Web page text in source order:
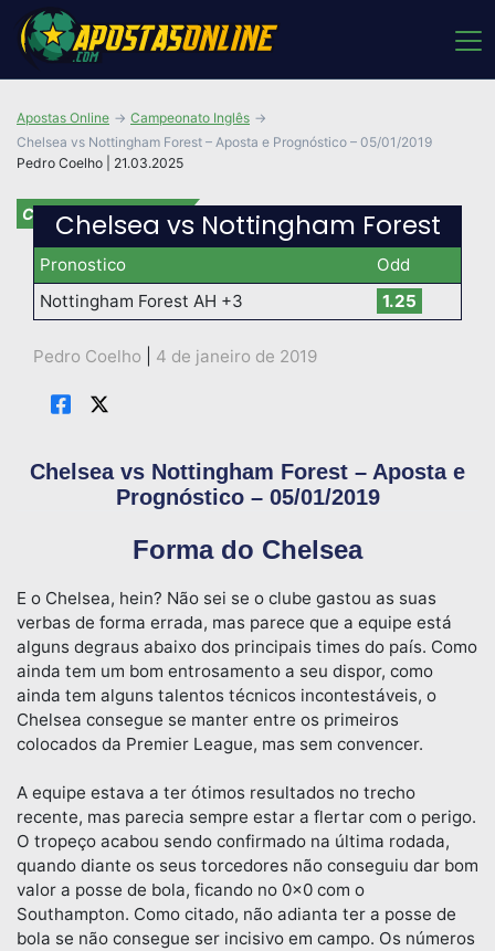
Pedro Coelho | 21.03.2025
Apostas Online
Campeonato Inglês
Chelsea vs Nottingham Forest – Aposta e Prognóstico – 05/01/2019
Campeonato Inglês
Chelsea vs Nottingham Forest
Pronostico
Odd
Nottingham Forest AH +3
1.25
Pedro Coelho 4 de janeiro de 2019
Chelsea vs Nottingham Forest – Aposta e
Prognóstico – 05/01/2019
Forma do Chelsea
E o Chelsea, hein? Não sei se o clube gastou as suas
verbas de forma errada, mas parece que a equipe está
alguns degraus abaixo dos principais times do país. Como
ainda tem um bom entrosamento a seu dispor, como
ainda tem alguns talentos técnicos incontestáveis, o
Chelsea consegue se manter entre os primeiros
colocados da Premier League, mas sem convencer.
A equipe estava a ter ótimos resultados no trecho
recente, mas parecia sempre estar a flertar com o perigo.
O tropeço acabou sendo confirmado na última rodada,
quando diante os seus torcedores não conseguiu dar bom
valor a posse de bola, ficando no 0x0 com o
Southampton. Como citado, não adianta ter a posse de
bola se não consegue ser incisivo em campo. Os números